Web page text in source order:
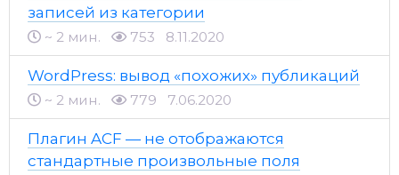
записей из категории
~ 2 мин. 753 8.11.2020
WordPress: вывод «похожих» публикаций
~ 2 мин. 779 7.06.2020
Плагин ACF — не отображаются
стандартные произвольные поля